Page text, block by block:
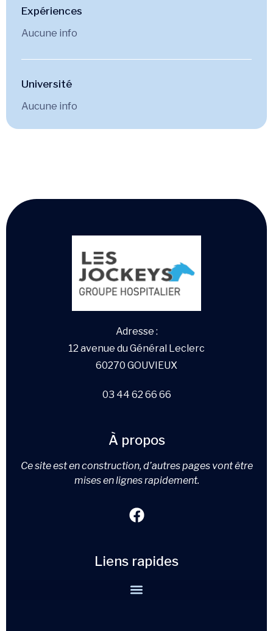
Expériences
Aucune info
Université
Aucune info
Adresse :
12 avenue du Général Leclerc
60270 GOUVIEUX
03 44 62 66 66
À propos
Ce site est en construction, d’autres pages vont être
mises en lignes rapidement.
Liens rapides